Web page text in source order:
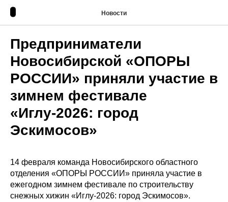
Новости
Предприниматели
Новосибирской «ОПОРЫ
РОССИИ» приняли участие в
зимнем фестивале
«Иглу-2026: город
Эскимосов»
14 февраля команда Новосибирского областного
отделения «ОПОРЫ РОССИИ» приняла участие в
ежегодном зимнем фестивале по строительству
снежных хижин «Иглу-2026: город Эскимосов».